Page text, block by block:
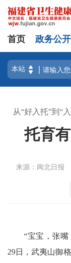
首页 政务公开
从“好入托”到“
托育
来源：闽北日报
“宝宝，张嘴
29日，武夷山御